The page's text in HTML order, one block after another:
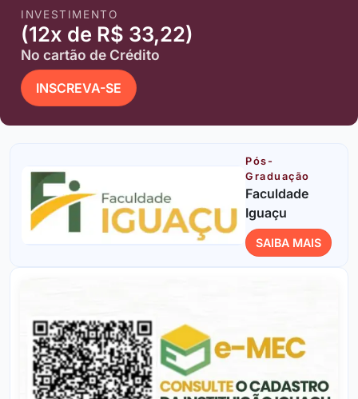
INVESTIMENTO
(12x de R$ 33,22)
No cartão de Crédito
INSCREVA-SE
Pós-
Graduação
Faculdade
Iguaçu
SAIBA MAIS